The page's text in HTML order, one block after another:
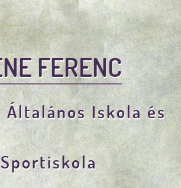
FERENC
Általános Iskola és
Sportiskola